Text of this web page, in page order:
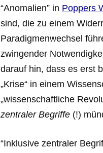
“Anomalien” in Poppers
sind, die zu einem
Paradigmenwechsel
zwingender
darauf hin, dass es erst
„Krise“ in einem
„wissenschaftliche
zentraler Begriffe (!)
“Inklusive zentraler